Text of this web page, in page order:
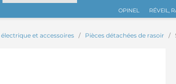
OPINEL RÉVEIL,
électrique et accessoires Pièces détachées de rasoir